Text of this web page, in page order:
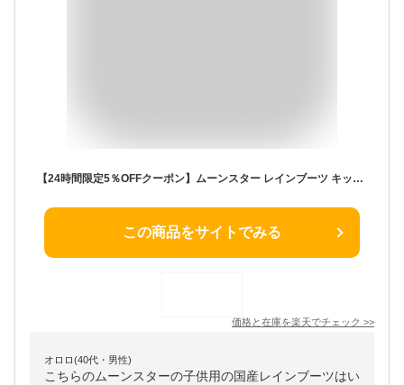
【24時間限定5％OFFクーポン】ムーンスター レインブーツ キッズ 長靴 軽量 日本製 無地 防水 防滑 滑りにくい 柔らかい 痛くない 歩きやすい かわいい おしゃれ シンプル 2E RB C65 ジュニア チャイルド 子供靴 シューズ学校 通園 通学 雨 靴
この商品をサイトでみる
価格と在庫を楽天でチェック >>
オロロ(40代・男性)
こちらのムーンスターの子供用の国産レインブーツはい